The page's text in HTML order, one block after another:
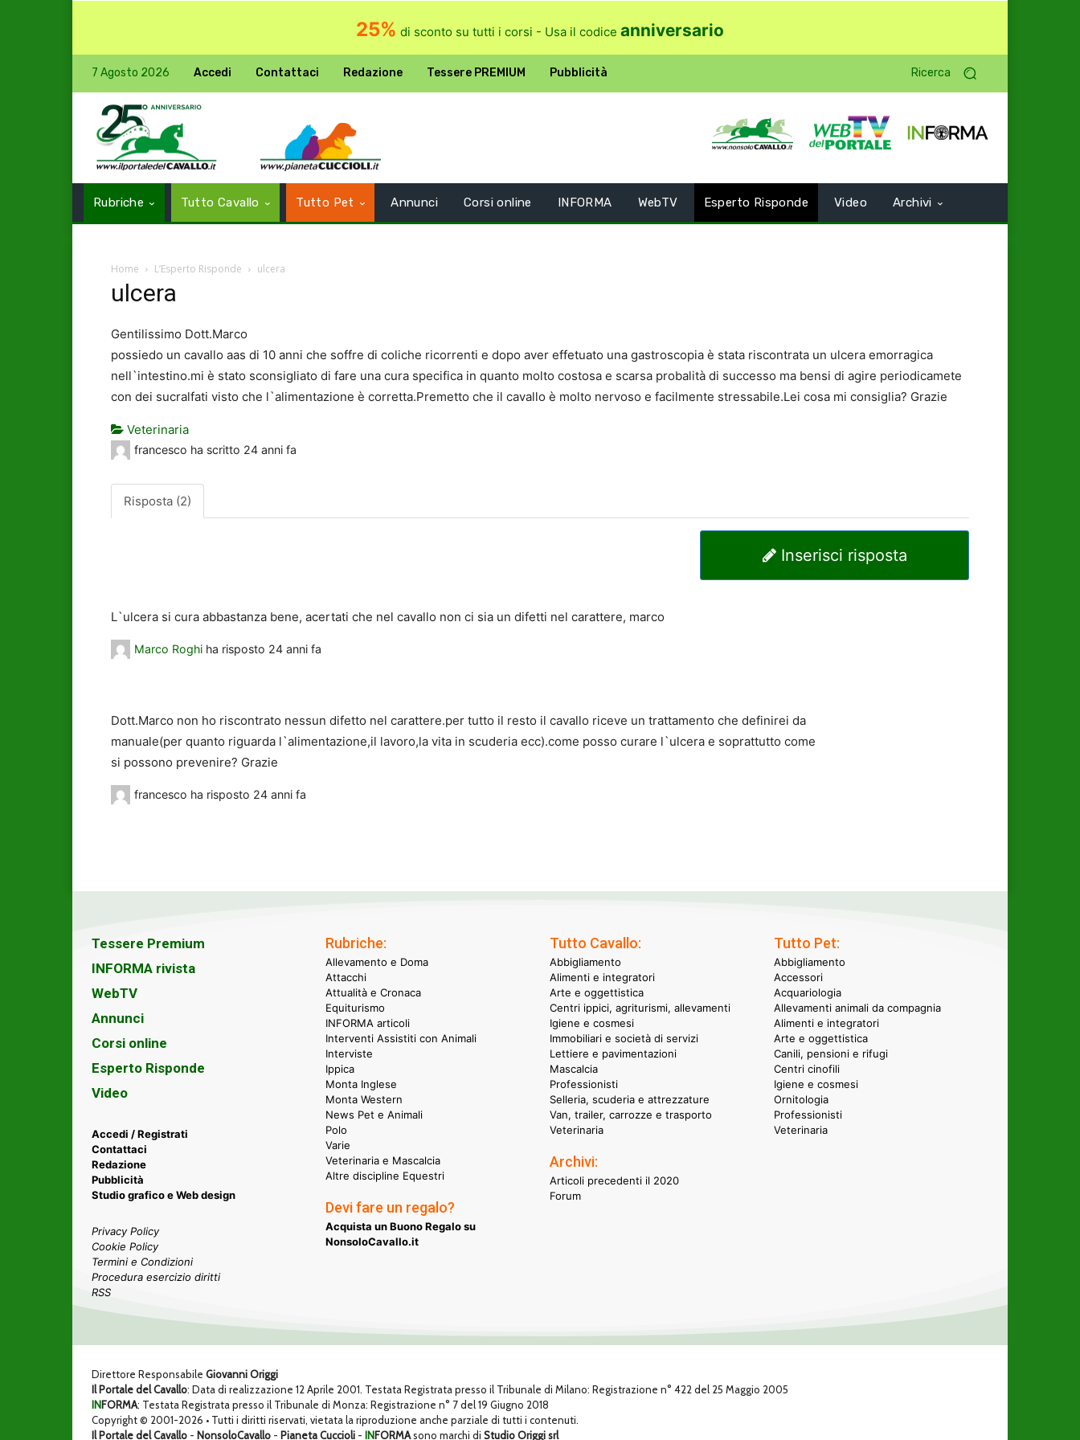
25% di sconto su tutti i corsi - Usa il codice anniversario
7 Agosto 2026 Accedi Contattaci Redazione Tessere PREMIUM Pubblicità Ricerca
Rubriche Tutto Cavallo Tutto Pet Annunci Corsi online INFORMA WebTV Esperto Risponde Video Archivi
Home L’Esperto Risponde ulcera
ulcera
Gentilissimo Dott.Marco
possiedo un cavallo aas di 10 anni che soffre di coliche ricorrenti e dopo aver effetuato una gastroscopia è stata riscontrata un ulcera emorragica
nell`intestino.mi è stato sconsigliato di fare una cura specifica in quanto molto costosa e scarsa probalità di successo ma bensi di agire periodicamete
con dei sucralfati visto che l`alimentazione è corretta.Premetto che il cavallo è molto nervoso e facilmente stressabile.Lei cosa mi consiglia? Grazie
Veterinaria
francesco ha scritto 24 anni fa
Risposta (2)
Inserisci risposta
L`ulcera si cura abbastanza bene, acertati che nel cavallo non ci sia un difetti nel carattere, marco
Marco Roghi ha risposto 24 anni fa
Dott.Marco non ho riscontrato nessun difetto nel carattere.per tutto il resto il cavallo riceve un trattamento che definirei da
manuale(per quanto riguarda l`alimentazione,il lavoro,la vita in scuderia ecc).come posso curare l`ulcera e soprattutto come
si possono prevenire? Grazie
francesco ha risposto 24 anni fa
Tessere Premium
INFORMA rivista
WebTV
Annunci
Corsi online
Esperto Risponde
Video
Accedi / Registrati
Contattaci
Redazione
Pubblicità
Studio grafico e Web design
Privacy Policy
Cookie Policy
Termini e Condizioni
Procedura esercizio diritti
RSS
Rubriche:
Allevamento e Doma
Attacchi
Attualità e Cronaca
Equiturismo
INFORMA articoli
Interventi Assistiti con Animali
Interviste
Ippica
Monta Inglese
Monta Western
News Pet e Animali
Polo
Varie
Veterinaria e Mascalcia
Altre discipline Equestri
Devi fare un regalo?
Acquista un Buono Regalo su
NonsoloCavallo.it
Tutto Cavallo:
Abbigliamento
Alimenti e integratori
Arte e oggettistica
Centri ippici, agriturismi, allevamenti
Igiene e cosmesi
Immobiliari e società di servizi
Lettiere e pavimentazioni
Mascalcia
Professionisti
Selleria, scuderia e attrezzature
Van, trailer, carrozze e trasporto
Veterinaria
Archivi:
Articoli precedenti il 2020
Forum
Tutto Pet:
Abbigliamento
Accessori
Acquariologia
Allevamenti animali da compagnia
Alimenti e integratori
Arte e oggettistica
Canili, pensioni e rifugi
Centri cinofili
Igiene e cosmesi
Ornitologia
Professionisti
Veterinaria
Direttore Responsabile Giovanni Origgi
Il Portale del Cavallo: Data di realizzazione 12 Aprile 2001. Testata Registrata presso il Tribunale di Milano: Registrazione n° 422 del 25 Maggio 2005
INFORMA: Testata Registrata presso il Tribunale di Monza: Registrazione n° 7 del 19 Giugno 2018
Copyright © 2001-2026 • Tutti i diritti riservati, vietata la riproduzione anche parziale di tutti i contenuti.
Il Portale del Cavallo - NonsoloCavallo - Pianeta Cuccioli - INFORMAsono marchi di Studio Origgi srl